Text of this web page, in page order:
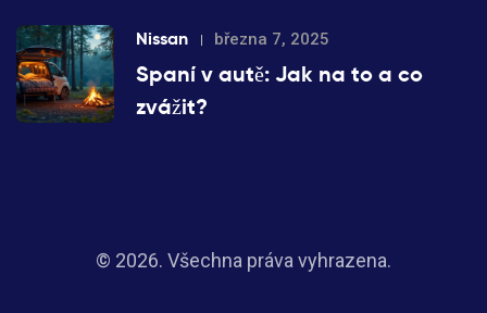
Nissan března 7, 2025
Spaní v autě: Jak na to a co
zvážit?
© 2026. Všechna práva vyhrazena.